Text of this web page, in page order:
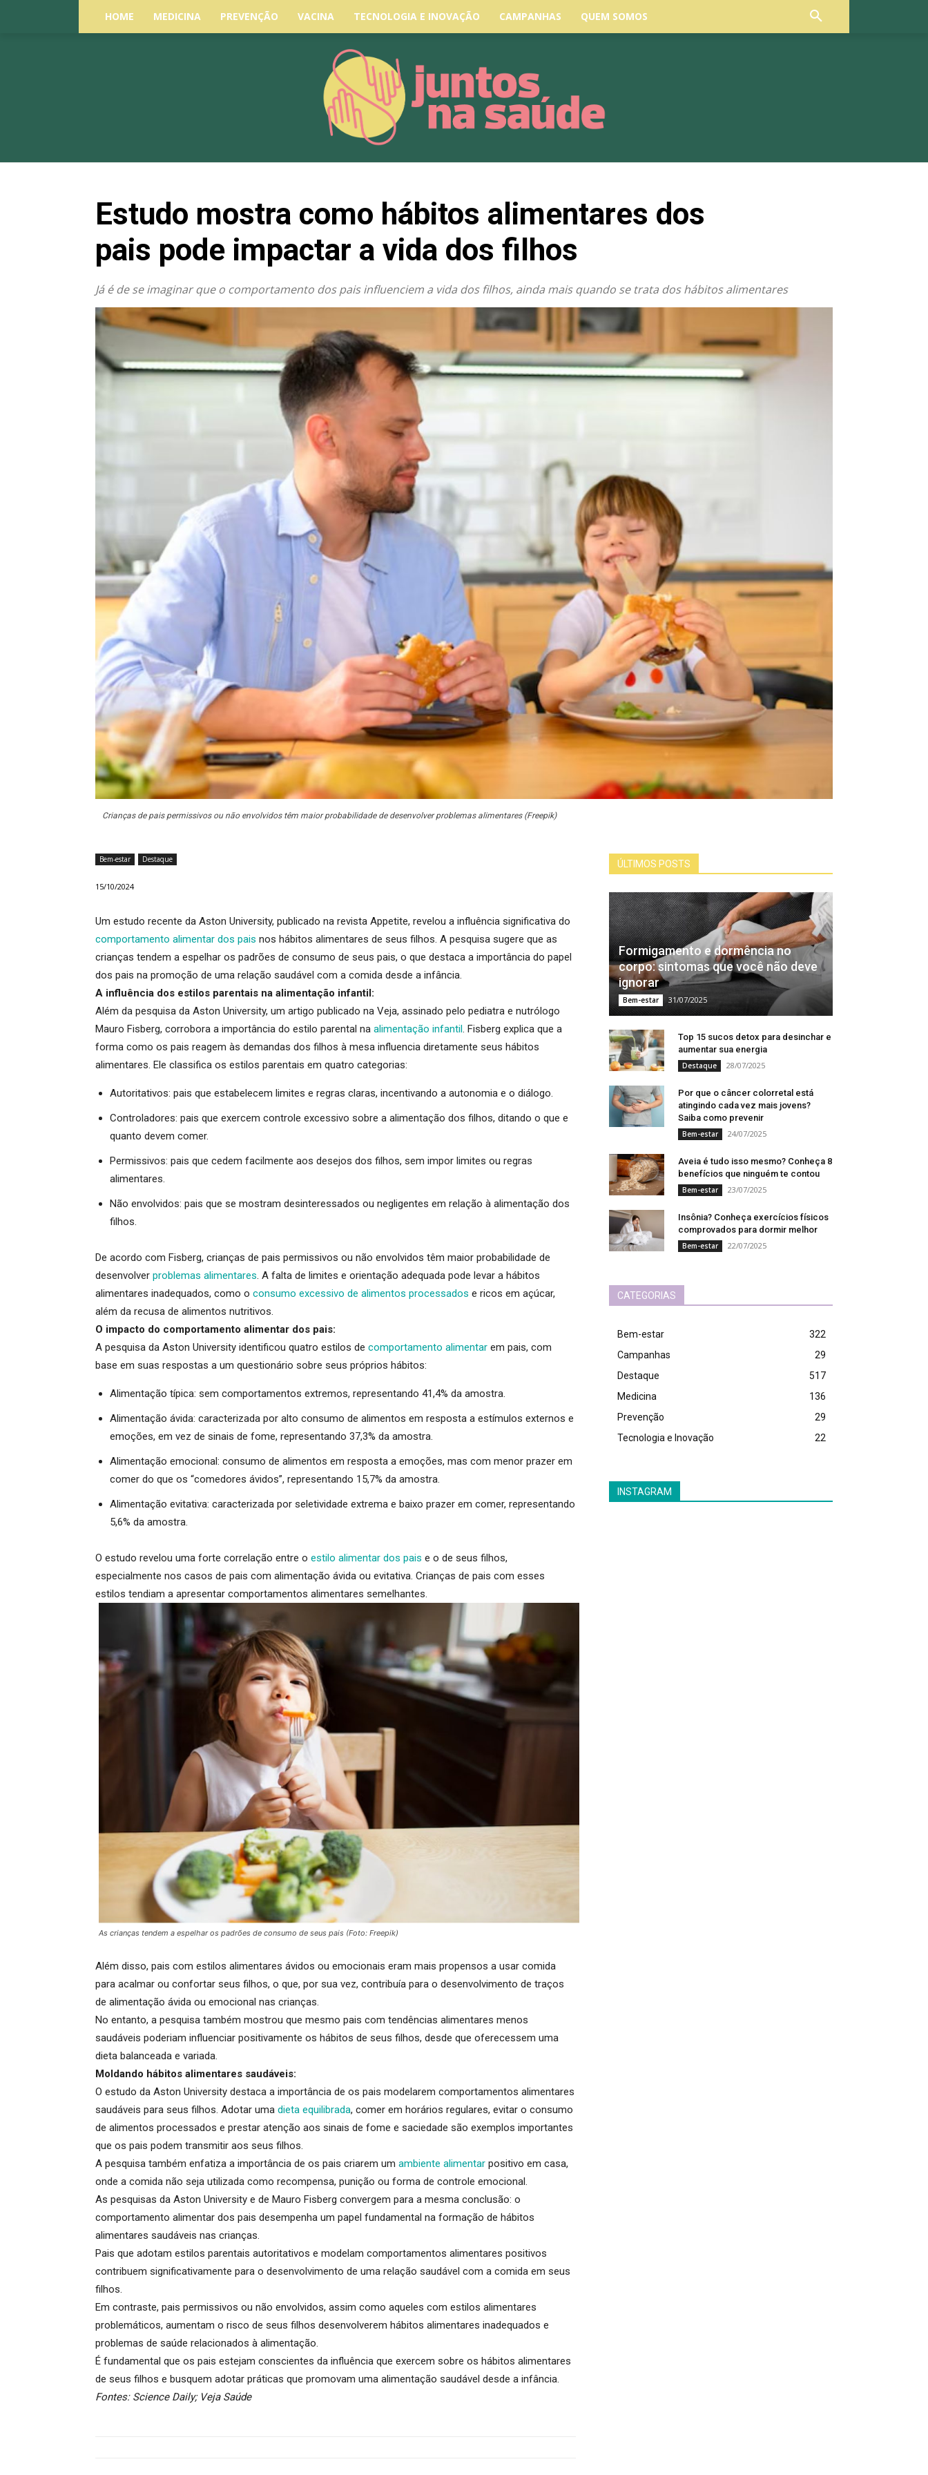
HOME MEDICINA PREVENÇÃO VACINA TECNOLOGIA E INOVAÇÃO CAMPANHAS QUEM SOMOS
Estudo mostra como hábitos alimentares dos
pais pode impactar a vida dos filhos
Já é de se imaginar que o comportamento dos pais influenciem a vida dos filhos, ainda mais quando se trata dos hábitos alimentares
Crianças de pais permissivos ou não envolvidos têm maior probabilidade de desenvolver problemas alimentares (Freepik)
Bem-estar Destaque
15/10/2024
Um estudo recente da Aston University, publicado na revista Appetite, revelou a influência significativa do
comportamento alimentar dos pais nos hábitos alimentares de seus filhos. A pesquisa sugere que as
crianças tendem a espelhar os padrões de consumo de seus pais, o que destaca a importância do papel
dos pais na promoção de uma relação saudável com a comida desde a infância.
A influência dos estilos parentais na alimentação infantil:
Além da pesquisa da Aston University, um artigo publicado na Veja, assinado pelo pediatra e nutrólogo
Mauro Fisberg, corrobora a importância do estilo parental na alimentação infantil . Fisberg explica que a
forma como os pais reagem às demandas dos filhos à mesa influencia diretamente seus hábitos
alimentares. Ele classifica os estilos parentais em quatro categorias:
Autoritativos: pais que estabelecem limites e regras claras, incentivando a autonomia e o diálogo
Controladores: pais que exercem controle excessivo sobre a alimentação dos filhos, ditando o que e
quanto devem comer.
Permissivos: pais que cedem facilmente aos desejos dos filhos, sem impor limites ou regras
alimentares
Não envolvidos: pais que se mostram desinteressados ou negligentes em relação à alimentação dos
filhos
De acordo com Fisberg, crianças de pais permissivos ou não envolvidos têm maior probabilidade de
desenvolver problemas alimentares . A falta de limites e orientação adequada pode levar a hábitos
alimentares inadequados, como o consumo excessivo de alimentos processados e ricos em açúcar,
além da recusa de alimentos nutritivos
O impacto do comportamento alimentar dos pais:
A pesquisa da Aston University identificou quatro estilos de comportamento alimentar em pais, com
base em suas respostas a um questionário sobre seus próprios hábitos:
Alimentação típica: sem comportamentos extremos, representando 41,4% da amostra
Alimentação ávida: caracterizada por alto consumo de alimentos em resposta a estímulos externos e
emoções, em vez de sinais de fome, representando 37,3% da amostra
Alimentação emocional: consumo de alimentos em resposta a emoções, mas com menor prazer em
comer do que os “comedores ávidos”, representando 15,7% da amostra
Alimentação evitativa: caracterizada por seletividade extrema e baixo prazer em comer, representando
5,6% da amostra
O estudo revelou uma forte correlação entre o estilo alimentar dos pais e o de seus filhos,
especialmente nos casos de pais com alimentação ávida ou evitativa . Crianças de pais com esses
estilos tendiam a apresentar comportamentos alimentares semelhantes.
As crianças tendem a espelhar os padrões de consumo de seus pais (Foto: Freepik)
Além disso, pais com estilos alimentares ávidos ou emocionais eram mais propensos a usar comida
para acalmar ou confortar seus filhos, o que, por sua vez, contribuía para o desenvolvimento de traços
de alimentação ávida ou emocional nas crianças
No entanto, a pesquisa também mostrou que mesmo pais com tendências alimentares menos
saudáveis poderiam influenciar positivamente os hábitos de seus filhos, desde que oferecessem uma
dieta balanceada e variada
Moldando hábitos alimentares saudáveis:
O estudo da Aston University destaca a importância de os pais modelarem comportamentos alimentares
saudáveis para seus filhos. Adotar uma dieta equilibrada, comer em horários regulares, evitar o consumo
de alimentos processados e prestar atenção aos sinais de fome e saciedade são exemplos importantes
que os pais podem transmitir aos seus filhos.
A pesquisa também enfatiza a importância de os pais criarem um ambiente alimentar positivo em casa,
onde a comida não seja utilizada como recompensa, punição ou forma de controle emocional.
As pesquisas da Aston University e de Mauro Fisberg convergem para a mesma conclusão: o
comportamento alimentar dos pais desempenha um papel fundamental na formação de hábitos
alimentares saudáveis nas crianças.
Pais que adotam estilos parentais autoritativos e modelam comportamentos alimentares positivos
contribuem significativamente para o desenvolvimento de uma relação saudável com a comida em seus
filhos
Em contraste, pais permissivos ou não envolvidos, assim como aqueles com estilos alimentares
problemáticos, aumentam o risco de seus filhos desenvolverem hábitos alimentares inadequados e
problemas de saúde relacionados à alimentação.
É fundamental que os pais estejam conscientes da influência que exercem sobre os hábitos alimentares
de seus filhos e busquem adotar práticas que promovam uma alimentação saudável desde a infância.
Fontes: Science Daily; Veja Saúde
ÚLTIMOS POSTS
Formigamento e dormência no
corpo: sintomas que você não deve
ignorar
Bem-estar 31/07/2025
Top 15 sucos detox para desinchar e
aumentar sua energia
Destaque 28/07/2025
Por que o câncer colorretal está
atingindo cada vez mais jovens?
Saiba como prevenir
Bem-estar 24/07/2025
Aveia é tudo isso mesmo? Conheça 8
benefícios que ninguém te contou
Bem-estar 23/07/2025
Insônia? Conheça exercícios físicos
comprovados para dormir melhor
Bem-estar 22/07/2025
CATEGORIAS
Bem-estar
322
Campanhas
29
Destaque
517
Medicina
136
Prevenção
29
Tecnologia e Inovação
22
INSTAGRAM